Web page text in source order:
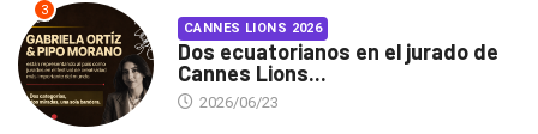
3
CANNES LIONS 2026
Dos ecuatorianos en el jurado de
Cannes Lions...
2026/06/23